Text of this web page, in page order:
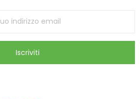
Iscriviti